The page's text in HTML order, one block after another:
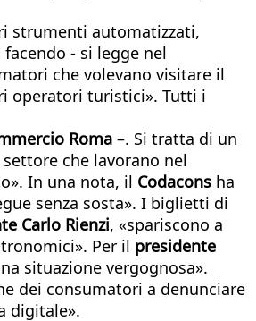
strumenti automatizzati,
- si legge nel
che volevano visitare il
operatori turistici». Tutti i
Roma –. Si tratta di un
che lavorano nel
In una nota, il Codacons ha
senza sosta». I biglietti di
Carlo Rienzi, «spariscono a
Per il presidente
situazione vergognosa».
dei consumatori a denunciare
digitale».